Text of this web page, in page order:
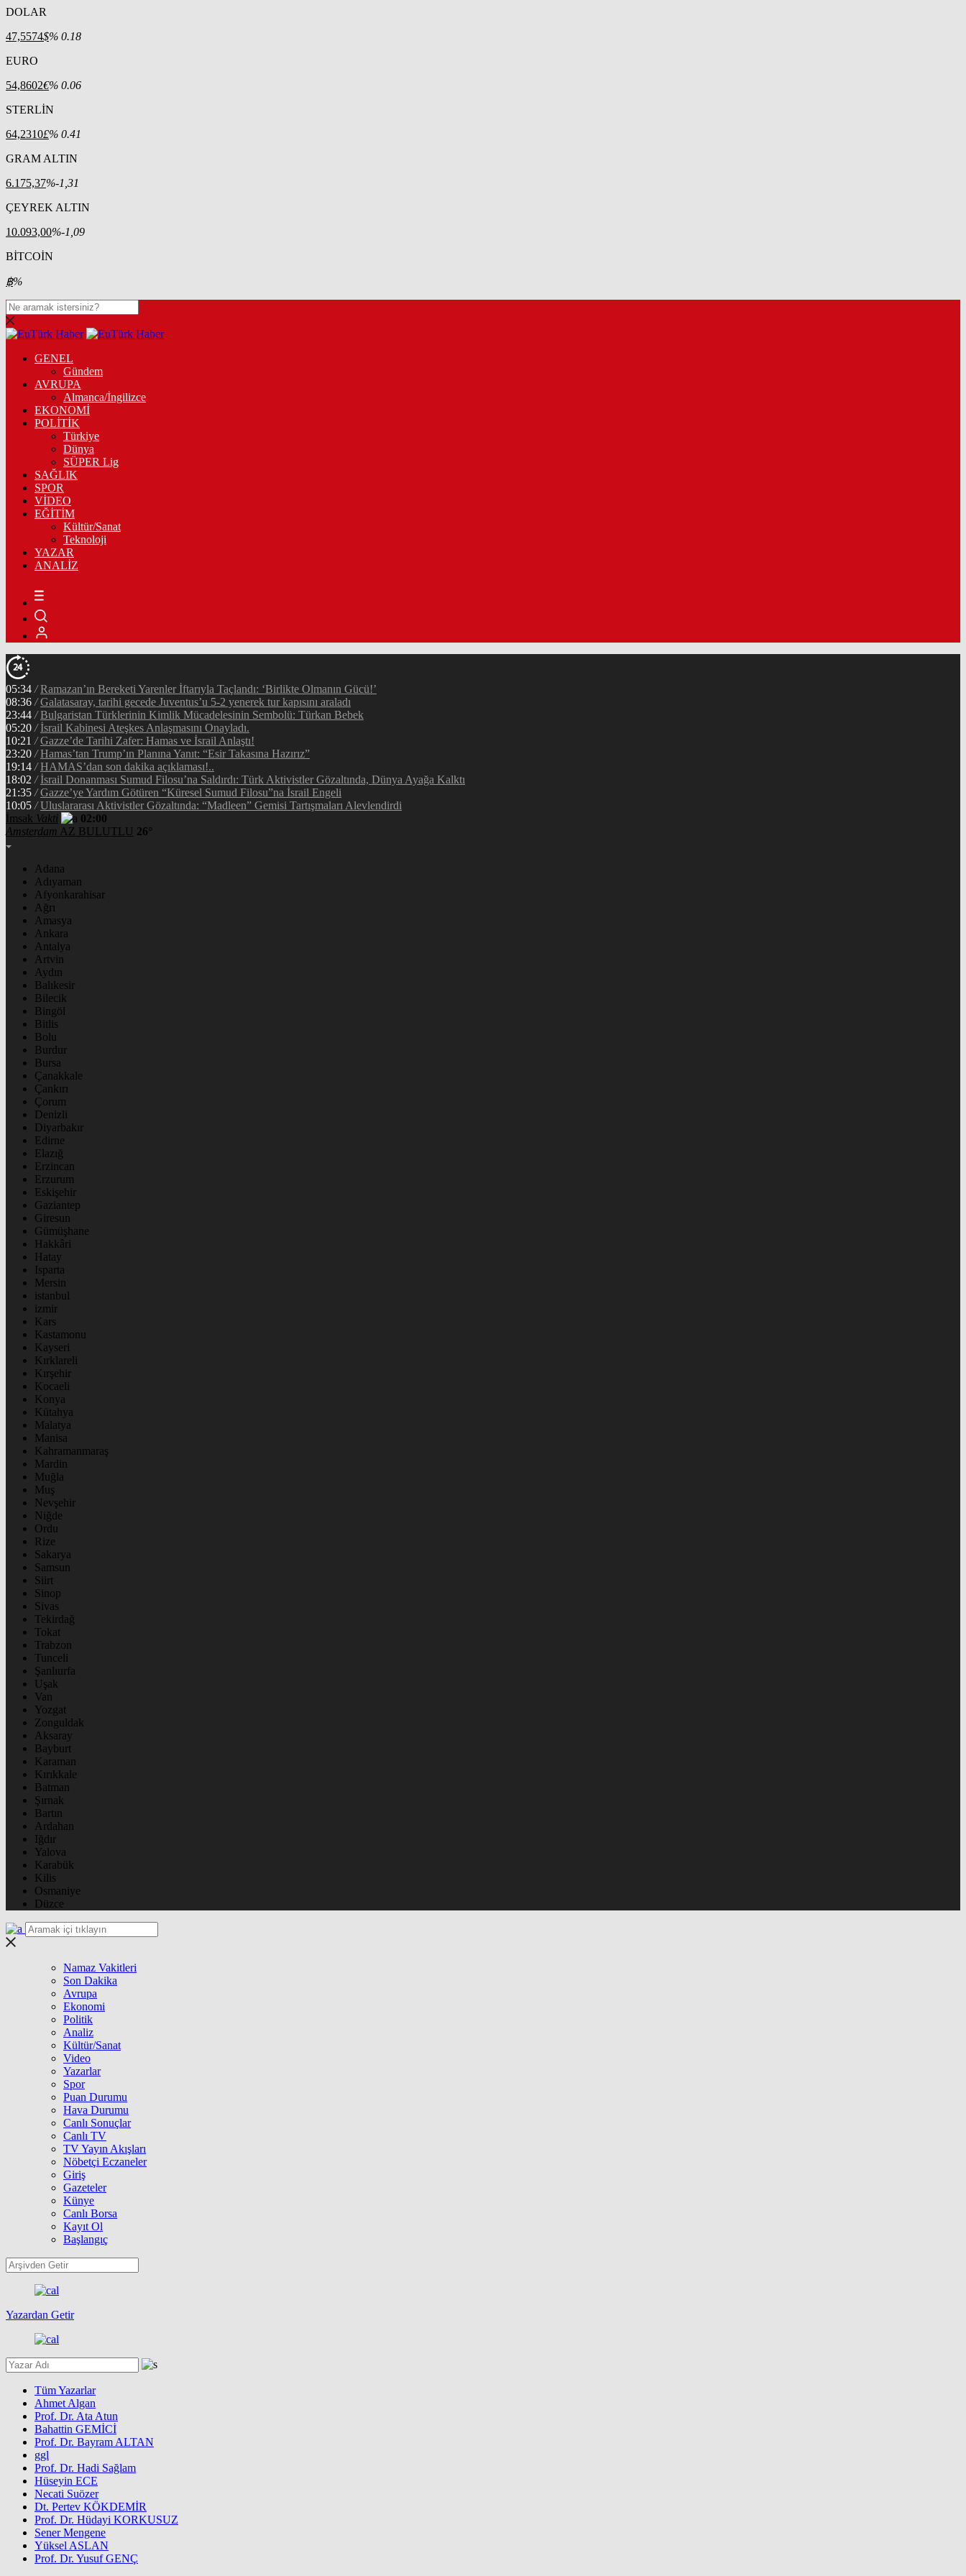
DOLAR
47,5574$% 0.18
EURO
54,8602€% 0.06
STERLİN
64,2310£% 0.41
GRAM ALTIN
6.175,37%-1,31
ÇEYREK ALTIN
10.093,00%-1,09
BİTCOİN
฿%
GENEL
Gündem
AVRUPA
Almanca/İngilizce
EKONOMİ
POLİTİK
Türkiye
Dünya
SÜPER Lig
SAĞLIK
SPOR
VİDEO
EĞİTİM
Kültür/Sanat
Teknoloji
YAZAR
ANALİZ
05:34 / Ramazan’ın Bereketi Yarenler İftarıyla Taçlandı: ‘Birlikte Olmanın Gücü!’
08:36 / Galatasaray, tarihi gecede Juventus’u 5-2 yenerek tur kapısını araladı
23:44 / Bulgaristan Türklerinin Kimlik Mücadelesinin Sembolü: Türkan Bebek
05:20 / İsrail Kabinesi Ateşkes Anlaşmasını Onayladı.
10:21 / Gazze’de Tarihi Zafer: Hamas ve İsrail Anlaştı!
23:20 / Hamas’tan Trump’ın Planına Yanıt: “Esir Takasına Hazırız”
19:14 / HAMAS’dan son dakika açıklaması!..
18:02 / İsrail Donanması Sumud Filosu’na Saldırdı: Türk Aktivistler Gözaltında, Dünya Ayağa Kalktı
21:35 / Gazze’ye Yardım Götüren “Küresel Sumud Filosu”na İsrail Engeli
10:05 / Uluslararası Aktivistler Gözaltında: “Madleen” Gemisi Tartışmaları Alevlendirdi
İmsak Vakti
02:00
Amsterdam AZ BULUTLU 26°
Adana
Adıyaman
Afyonkarahisar
Ağrı
Amasya
Ankara
Antalya
Artvin
Aydın
Balıkesir
Bilecik
Bingöl
Bitlis
Bolu
Burdur
Bursa
Çanakkale
Çankırı
Çorum
Denizli
Diyarbakır
Edirne
Elazığ
Erzincan
Erzurum
Eskişehir
Gaziantep
Giresun
Gümüşhane
Hakkâri
Hatay
Isparta
Mersin
istanbul
izmir
Kars
Kastamonu
Kayseri
Kırklareli
Kırşehir
Kocaeli
Konya
Kütahya
Malatya
Manisa
Kahramanmaraş
Mardin
Muğla
Muş
Nevşehir
Niğde
Ordu
Rize
Sakarya
Samsun
Siirt
Sinop
Sivas
Tekirdağ
Tokat
Trabzon
Tunceli
Şanlıurfa
Uşak
Van
Yozgat
Zonguldak
Aksaray
Bayburt
Karaman
Kırıkkale
Batman
Şırnak
Bartın
Ardahan
Iğdır
Yalova
Karabük
Kilis
Osmaniye
Düzce
Namaz Vakitleri
Son Dakika
Avrupa
Ekonomi
Politik
Analiz
Kültür/Sanat
Video
Yazarlar
Spor
Puan Durumu
Hava Durumu
Canlı Sonuçlar
Canlı TV
TV Yayın Akışları
Nöbetçi Eczaneler
Giriş
Gazeteler
Künye
Canlı Borsa
Kayıt Ol
Başlangıç
Yazardan Getir
Tüm Yazarlar
Ahmet Algan
Prof. Dr. Ata Atun
Bahattin GEMİCİ
Prof. Dr. Bayram ALTAN
ggl
Prof. Dr. Hadi Sağlam
Hüseyin ECE
Necati Suözer
Dt. Pertev KÖKDEMİR
Prof. Dr. Hüdayi KORKUSUZ
Sener Mengene
Yüksel ASLAN
Prof. Dr. Yusuf GENÇ